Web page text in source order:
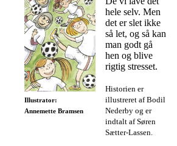
Illustrator:
Annemette Bramsen
hele selv. Men
det er slet ikke
så let, og så kan
man godt gå
hen og blive
rigtig stresset.
Historien er
illustreret af Bodil
Nederby og er
indtalt af Søren
Sætter-Lassen.